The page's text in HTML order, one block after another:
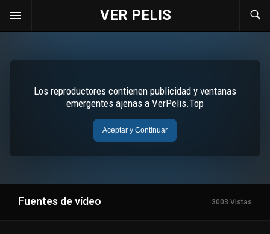
VER PELIS
Fuentes de vídeo 3003 Vistas